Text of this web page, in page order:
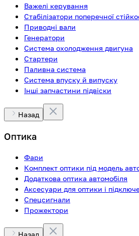
Важелі керування
Стабілізатори поперечної
Приводні вали
Генератори
Система охолодження двигуна
Стартери
Паливна система
Система впуску й випуску
Інші запчастини підвіски
Назад
Оптика
Фари
Комплект оптики під модель
Додаткова оптика автомобіля
Аксесуари для оптики і
Спецсигнали
Прожектори
Назад